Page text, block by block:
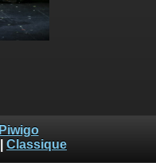
Piwigo
Classique